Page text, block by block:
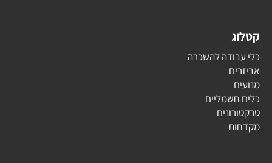
קטלוג
כלי עבודה להשכרה
אביזרים
מנועים
כלים חשמליים
טרקטורונים
מקדחות